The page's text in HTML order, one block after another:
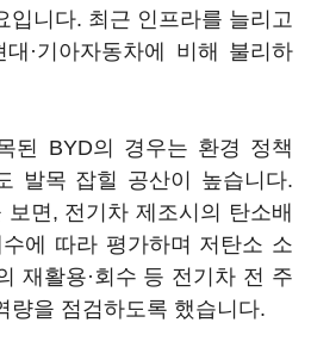
입니다. 최근 인프라를 늘리고
·기아자동차에 비해 불리하
된 BYD의 경우는 환경 정책
발목 잡힐 공산이 높습니다.
면, 전기차 제조시의 탄소배
에 따라 평가하며 저탄소 소
재활용·회수 등 전기차 전 주
량을 점검하도록 했습니다.